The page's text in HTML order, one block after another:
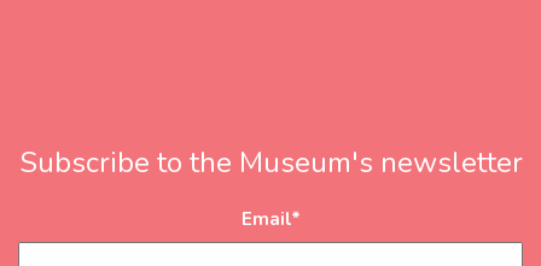
Subscribe to the Museum's newsletter
Email*